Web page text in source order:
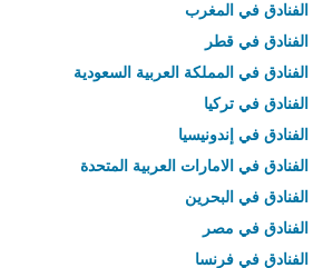
الفنادق في المغرب
الفنادق في قطر
الفنادق في المملكة العربية السعودية
الفنادق في تركيا
الفنادق في إندونيسيا
الفنادق في الامارات العربية المتحدة
الفنادق في البحرين
الفنادق في مصر
الفنادق في فرنسا